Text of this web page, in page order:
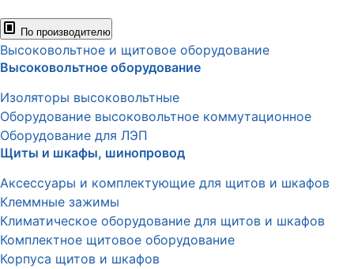
По производителю
Высоковольтное и щитовое оборудование
Высоковольтное оборудование
Изоляторы высоковольтные
Оборудование высоковольтное коммутационное
Оборудование для ЛЭП
Щиты и шкафы, шинопровод
Аксессуары и комплектующие для щитов и шкафов
Клеммные зажимы
Климатическое оборудование для щитов и шкафов
Комплектное щитовое оборудование
Корпуса щитов и шкафов